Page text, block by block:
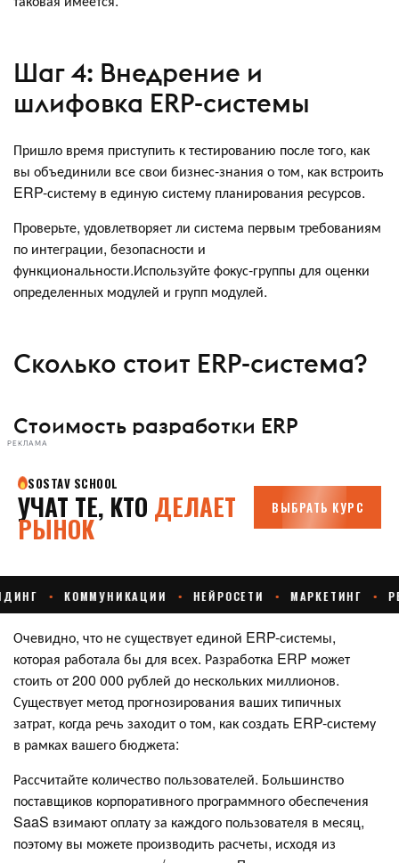
Шаг 4: Внедрение и
шлифовка ERP-системы
Пришло время приступить к тестированию после того, как
вы объединили все свои бизнес-знания о том, как встроить
ERP-систему в единую систему планирования ресурсов.
Проверьте, удовлетворяет ли система первым требованиям
по интеграции, безопасности и
функциональности.Используйте фокус-группы для оценки
определенных модулей и групп модулей.
Сколько стоит ERP-система?
Стоимость разработки ERP
РЕКЛАМА
Очевидно, что не существует единой ERP-системы,
которая работала бы для всех. Разработка ERP может
стоить от 200 000 рублей до нескольких миллионов.
Существует метод прогнозирования ваших типичных
затрат, когда речь заходит о том, как создать ERP-систему
в рамках вашего бюджета:
Рассчитайте количество пользователей. Большинство
поставщиков корпоративного программного обеспечения
SaaS взимают оплату за каждого пользователя в месяц,
поэтому вы можете производить расчеты, исходя из